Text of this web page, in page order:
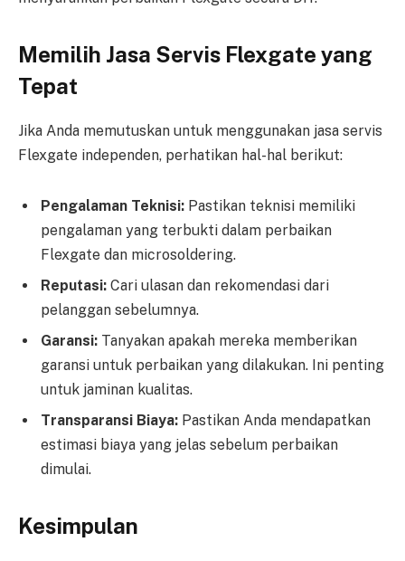
Memilih Jasa Servis Flexgate yang
Tepat
Jika Anda memutuskan untuk menggunakan jasa servis
Flexgate independen, perhatikan hal-hal berikut:
Pengalaman Teknisi: Pastikan teknisi memiliki
pengalaman yang terbukti dalam perbaikan
Flexgate dan microsoldering.
Reputasi: Cari ulasan dan rekomendasi dari
pelanggan sebelumnya.
Garansi: Tanyakan apakah mereka memberikan
garansi untuk perbaikan yang dilakukan. Ini penting
untuk jaminan kualitas.
Transparansi Biaya: Pastikan Anda mendapatkan
estimasi biaya yang jelas sebelum perbaikan
dimulai.
Kesimpulan